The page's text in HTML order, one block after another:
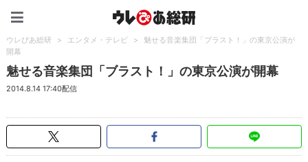
ウレぴあ総研 > エンタメ・テレビ >
魅せる音楽集団「ブラスト！」の東京公演が
開幕
魅せる音楽集団「ブラスト！」の東京公演が開幕
2014.8.14 17:40配信